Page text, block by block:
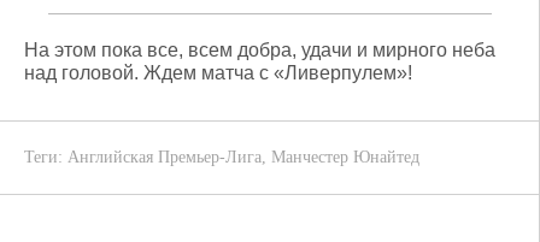
На этом пока все, всем добра, удачи и мирного неба
над головой. Ждем матча с «Ливерпулем»!
Теги: Английская Премьер-Лига, Манчестер Юнайтед